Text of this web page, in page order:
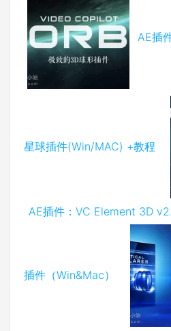
AE插
星球插件(Win/MAC) +教程
AE插件：VC Element 3D
插件（Win&Mac）